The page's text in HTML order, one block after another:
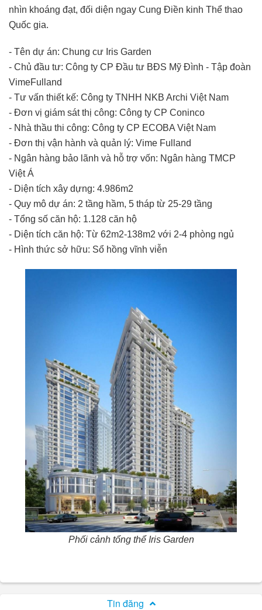
nhìn khoáng đạt, đối diện ngay Cung Điền kinh Thể thao
Quốc gia.
- Tên dự án: Chung cư Iris Garden
- Chủ đầu tư: Công ty CP Đầu tư BĐS Mỹ Đình - Tập đoàn
VimeFulland
- Tư vấn thiết kế: Công ty TNHH NKB Archi Việt Nam
- Đơn vị giám sát thị công: Công ty CP Coninco
- Nhà thầu thi công: Công ty CP ECOBA Việt Nam
- Đơn thị vận hành và quản lý: Vime Fulland
- Ngân hàng bảo lãnh và hỗ trợ vốn: Ngân hàng TMCP
Việt Á
- Diện tích xây dựng: 4.986m2
- Quy mô dự án: 2 tầng hầm, 5 tháp từ 25-29 tầng
- Tổng số căn hộ: 1.128 căn hộ
- Diện tích căn hộ: Từ 62m2-138m2 với 2-4 phòng ngủ
- Hình thức sở hữu: Sổ hồng vĩnh viễn
Phối cảnh tổng thể Iris Garden
Tin đăng